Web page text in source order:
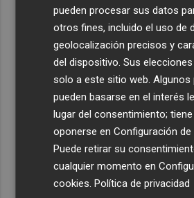
Últimas Noticias
Foios se vuelca con Ferran Torres
Mario Domínguez, a un paso del
pueden procesar sus datos
otros fines, incluido el uso de
geolocalización precisos y
del dispositivo. Sus
solo a este sitio web. Algunos
pueden basarse en el interés
lugar del consentimiento;
oponerse enConfiguración de
Puede retirar su
cualquier momento en
cookies.Política de privacidad